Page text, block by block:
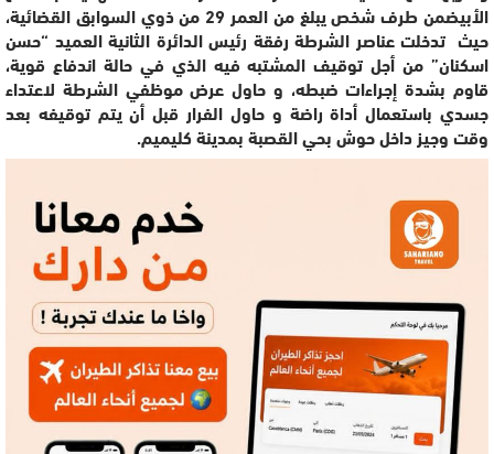
الأبيضمن طرف شخص يبلغ من العمر 29 من ذوي السوابق القضائية،
حيث تدخلت عناصر الشرطة رفقة رئيس الدائرة الثانية العميد “حسن
اسكنان” من أجل توقيف المشتبه فيه الذي في حالة اندفاع قوية،
قاوم بشدة إجراءات ضبطه، و حاول عرض موظفي الشرطة لاعتداء
جسدي باستعمال أداة راضة و حاول الفرار قبل أن يتم توقيفه بعد
وقت وجيز داخل حوش بحي القصبة بمدينة كليميم.